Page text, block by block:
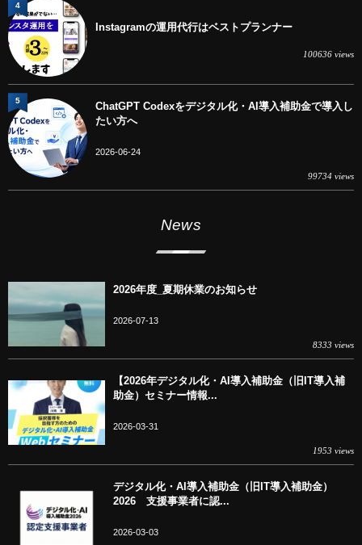
Instagramの運用代行はベストプランナー
100636 views
4
ChatGPT Codexをデジタル化・AI導入補助金で導入し
たい方へ
2026-06-24
99734 views
5
News
2026年度_夏期休業のお知らせ
2026-07-13
8333 views
【2026年デジタル化・AI導入補助金（旧IT導入補
助金）セミナー情報...
2026-03-31
1953 views
デジタル化・AI導入補助金（旧IT導入補助金）
2026 支援事業者に認...
2026-03-03